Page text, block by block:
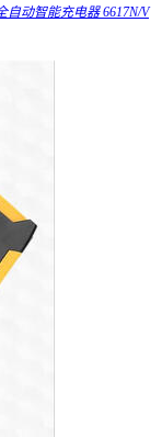
自动智能充电器 6617N/V